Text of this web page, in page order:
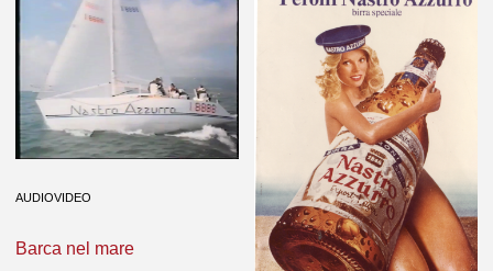
AUDIOVIDEO
Barca nel mare